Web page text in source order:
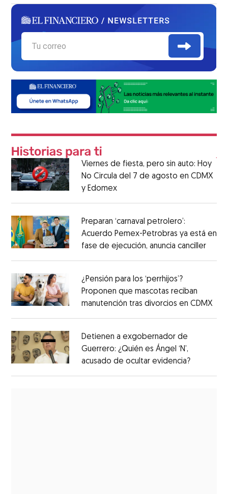
Viernes de fiesta, pero sin auto: Hoy
No Circula del 7 de agosto en CDMX
y Edomex
Preparan ‘carnaval petrolero’:
Acuerdo Pemex-Petrobras ya está en
fase de ejecución, anuncia canciller
¿Pensión para los ‘perrhijos’?
Proponen que mascotas reciban
manutención tras divorcios en CDMX
Detienen a exgobernador de
Guerrero: ¿Quién es Ángel ‘N’,
acusado de ocultar evidencia?